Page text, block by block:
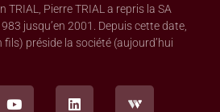
TRIAL, Pierre TRIAL a repris la SA
jusqu’en 2001. Depuis cette date,
fils) préside la société (aujourd’hui